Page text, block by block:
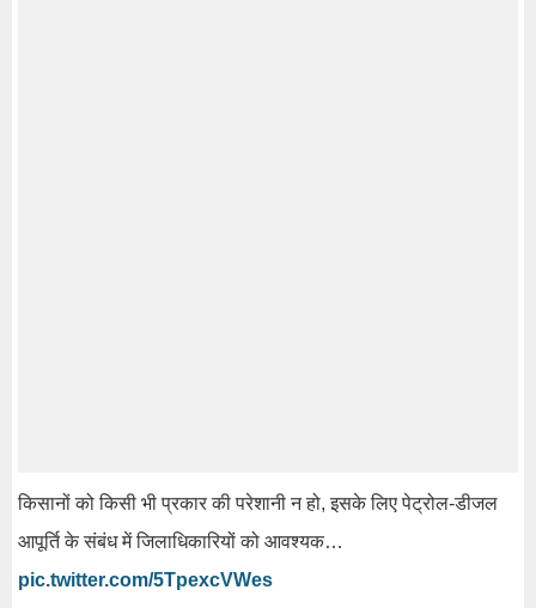
किसानों को किसी भी प्रकार की परेशानी न हो, इसके लिए पेट्रोल-डीजल
आपूर्ति के संबंध में जिलाधिकारियों को आवश्यक…
pic.twitter.com/5TpexcVWes